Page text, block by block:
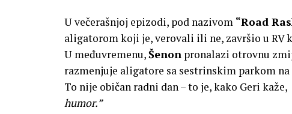
U večerašnjoj epizodi, pod nazivom “Road
aligatorom koji je, verovali ili ne, završio u RV
U međuvremenu,Šenon pronalazi otrovnu
razmenjuje aligatore sa sestrinskim parkom na
To nije običan radni dan – to je, kako Geri kaže,
humor.”